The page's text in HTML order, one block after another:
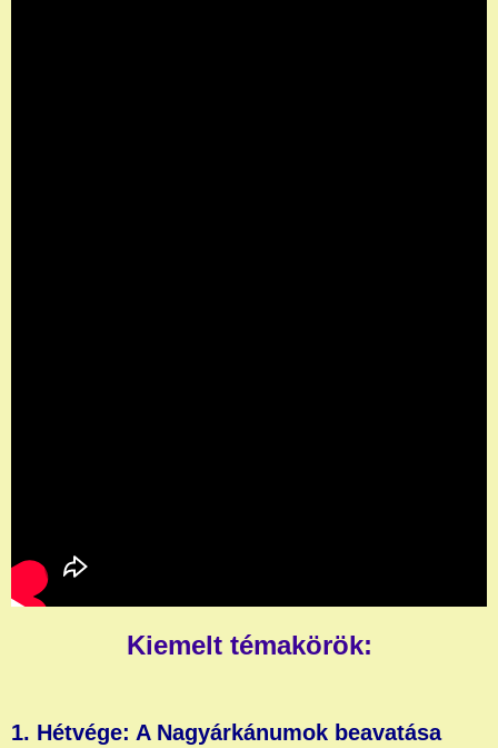
Kiemelt témakörök:
1. Hétvége: A Nagyárkánumok beavatása